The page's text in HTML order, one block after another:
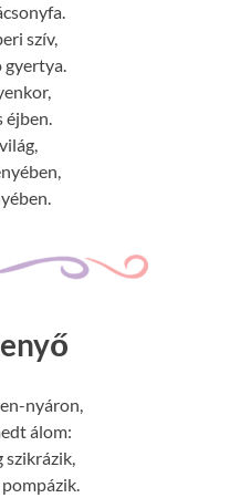
szív,
gyertya.
éjben.
nyáron,
álom:
szikrázik,